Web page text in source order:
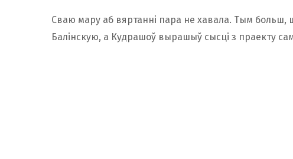
Сваю мару аб вяртанні пара не хавала. Тым больш,
Балінскую, а Кудрашоў вырашыў сысці з праекту